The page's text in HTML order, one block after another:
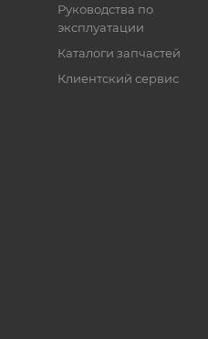
Руководства по
эксплуатации
Каталоги запчастей
Клиентский сервис